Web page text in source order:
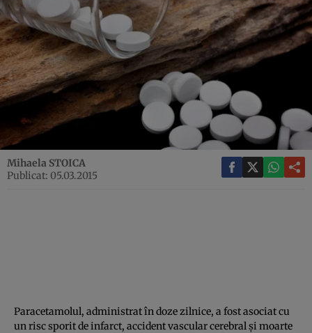
Mihaela STOICA
Publicat: 05.03.2015
Paracetamolul, administrat în doze zilnice, a fost asociat cu
un risc sporit de infarct, accident vascular cerebral şi moarte